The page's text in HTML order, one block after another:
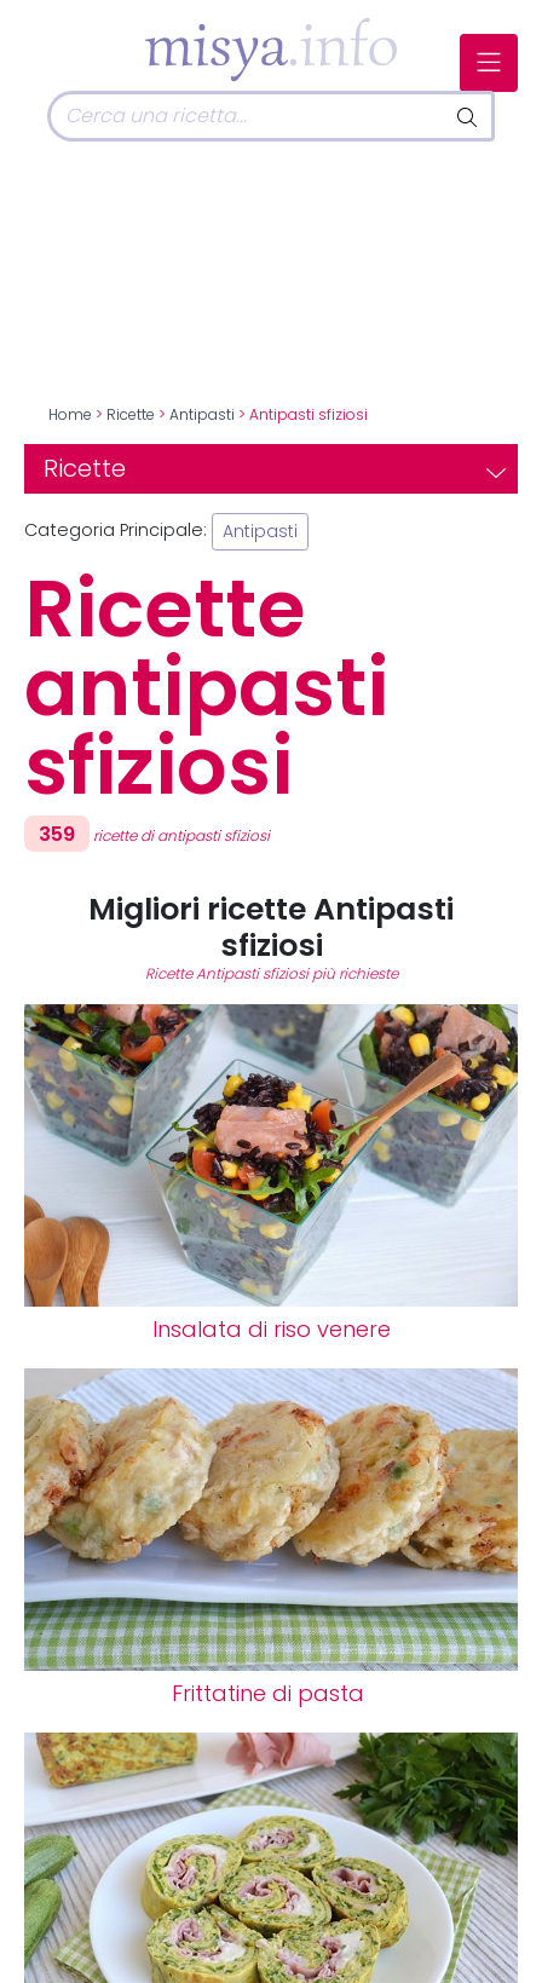
Home > Ricette > Antipasti > Antipasti sfiziosi
Ricette
Categoria Principale: Antipasti
Ricette
antipasti
sfiziosi
359 ricette di antipasti sfiziosi
Migliori ricette Antipasti
sfiziosi
Ricette Antipasti sfiziosi più richieste
Insalata di riso venere
Frittatine di pasta